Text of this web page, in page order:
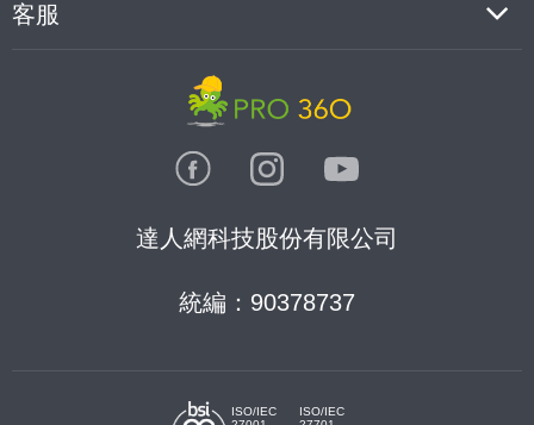
客服
達人網科技股份有限公司
統編：90378737
ISO/IEC
ISO/IEC